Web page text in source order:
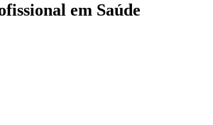
em Saúde